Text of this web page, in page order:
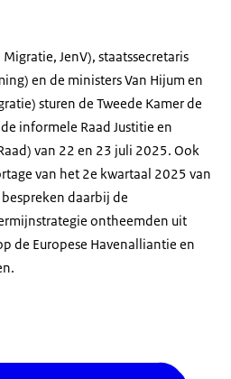
JenV), staatssecretaris
en de ministers Van Hijum en
sturen de Tweede Kamer de
informele Raad Justitie en
van 22 en 23 juli 2025. Ook
van het 2e kwartaal 2025 van
daarbij de
ontheemden uit
de Europese Havenalliantie en